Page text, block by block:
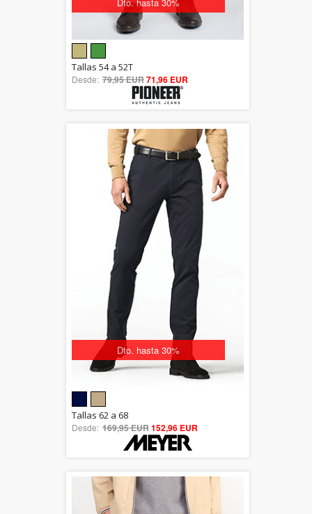
5.00
out of 5
Tallas 54 a 52T
Desde: 79,95 EUR71,96 EUR
Dto. hasta 30%
out of 5
Tallas 62 a 68
Desde: 169,95 EUR152,96 EUR